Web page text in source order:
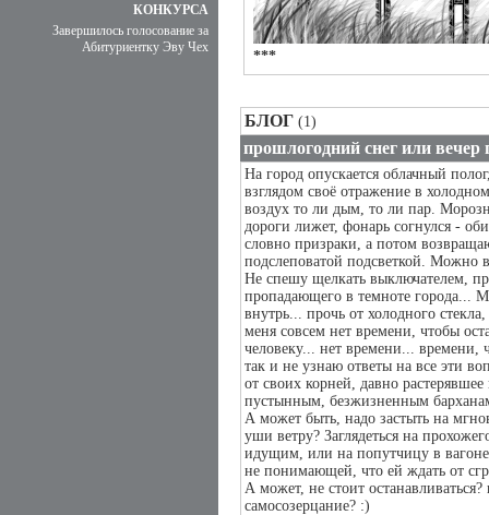
КОНКУРСА
Завершилось голосование за
Абитуриентку Эву Чех
***
БЛОГ (1)
прошлогодний снег или
На город опускается облачный
взглядом своё отражение в
воздух то ли дым, то ли пар.
дороги лижет, фонарь согнулся -
словно призраки, а потом
подслеповатой подсветкой. Можно
Не спешу щелкать выключателем,
пропадающего в темноте города...
внутрь... прочь от холодного
меня совсем нет времени, чтобы
человеку... нет времени... времени,
так и не узнаю ответы на все эти
от своих корней, давно
пустынным, безжизненным
А может быть, надо застыть на
уши ветру? Заглядеться на
идущим, или на попутчицу в вагоне
не понимающей, что ей ждать от
А может, не стоит
самосозерцание? :)